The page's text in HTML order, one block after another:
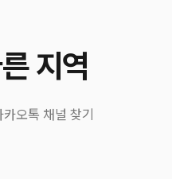
지역
오톡 채널 찾기